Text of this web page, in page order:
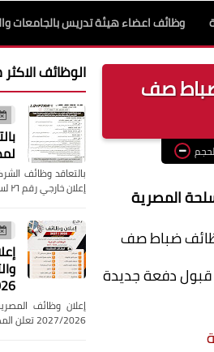
وظائف اعضاء هيئة تدريس بالجامعات
لوظائف ضباط صف
ضباط صف
قبول دفعة جديدة
الوظائف
إعلان خارجي رقم ٢٦ لسنة ٢٠٢٦ تعلن الشركة القابضة لمصر للطي…
2027/2026 تعلن المصرية للعلوم والتكنولوجيا عن فتح باب التقد…